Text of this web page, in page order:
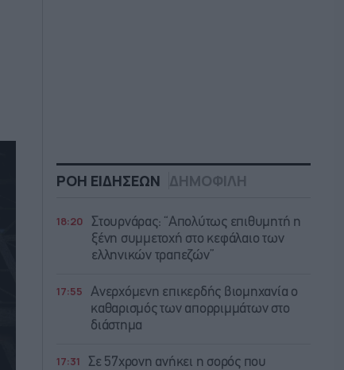
ΡΟΗ ΕΙΔΗΣΕΩΝ ΔΗΜΟΦΙΛΗ
18:20
Στουρνάρας: “Απολύτως επιθυμητή η
ξένη συμμετοχή στο κεφάλαιο των
ελληνικών τραπεζών”
17:55
Ανερχόμενη επικερδής βιομηχανία ο
καθαρισμός των απορριμμάτων στο
διάστημα
17:31
Σε 57χρονη ανήκει η σορός που